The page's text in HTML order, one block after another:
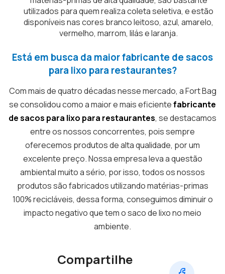
utilizados para quem realiza coleta seletiva, e estão
disponíveis nas cores branco leitoso, azul, amarelo,
vermelho, marrom, lilás e laranja.
Está em busca da maior fabricante de sacos
para lixo para restaurantes?
Com mais de quatro décadas nesse mercado, a Fort Bag
se consolidou como a maior e mais eficientefabricante
de sacos para lixo para restaurantes, se destacamos
entre os nossos concorrentes, pois sempre
oferecemos produtos de alta qualidade, por um
excelente preço. Nossa empresa leva a questão
ambiental muito a sério, por isso, todos os nossos
produtos são fabricados utilizando matérias-primas
100% recicláveis, dessa forma, conseguimos diminuir o
impacto negativo que tem o saco de lixo no meio
ambiente.
Compartilhe